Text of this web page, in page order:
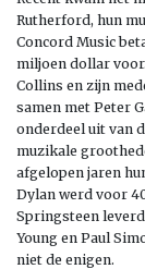
Rutherford, hun
Concord Music
miljoen dollar
Collins en zijn
samen met Peter
onderdeel uit van
muzikale
afgelopen jaren
Dylan werd voor
Springsteen
Young en Paul
niet de enigen.